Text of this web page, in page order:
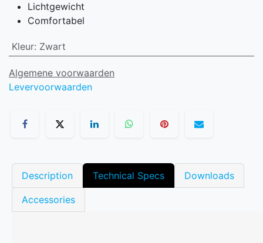
Lichtgewicht
Comfortabel
Kleur: Zwart
Algemene voorwaarden
Levervoorwaarden
Description Technical Specs Downloads
Accessories